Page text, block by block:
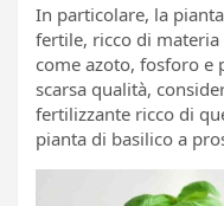
In particolare, la
fertile, ricco di
come azoto, fosforo e
scarsa qualità,
fertilizzante ricco di
pianta di basilico a